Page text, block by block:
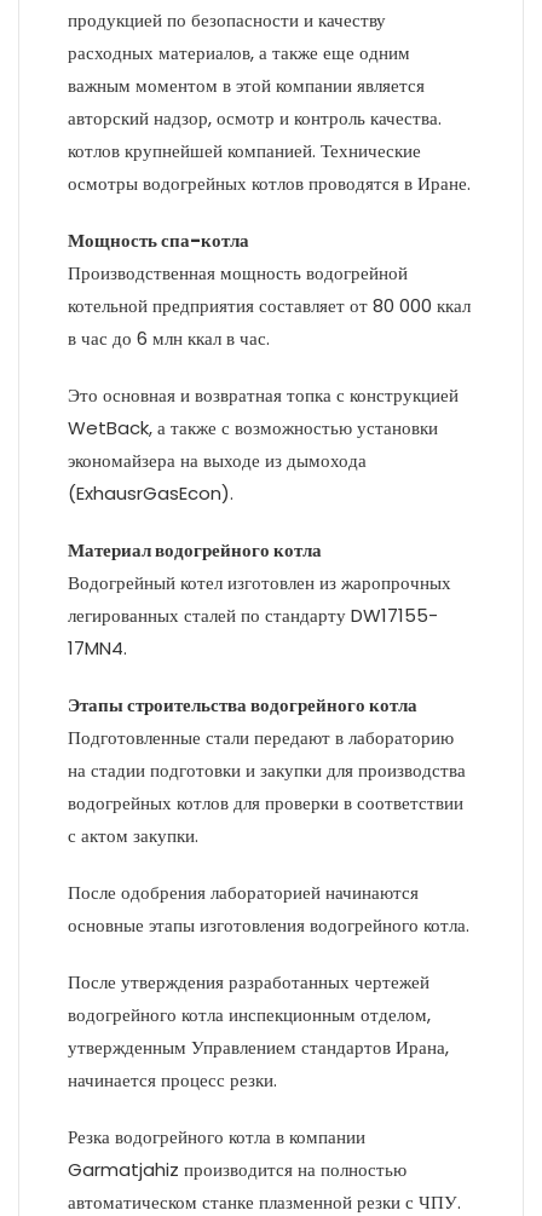
продукцией по безопасности и качеству
расходных материалов, а также еще одним
важным моментом в этой компании является
авторский надзор, осмотр и контроль качества.
котлов крупнейшей компанией. Технические
осмотры водогрейных котлов проводятся в Иране.
Мощность спа-котла
Производственная мощность водогрейной
котельной предприятия составляет от 80 000 ккал
в час до 6 млн ккал в час.
Это основная и возвратная топка с конструкцией
WetBack, а также с возможностью установки
экономайзера на выходе из дымохода
(ExhausrGasEcon).
Материал водогрейного котла
Водогрейный котел изготовлен из жаропрочных
легированных сталей по стандарту DW17155-
17MN4.
Этапы строительства водогрейного котла
Подготовленные стали передают в лабораторию
на стадии подготовки и закупки для производства
водогрейных котлов для проверки в соответствии
с актом закупки.
После одобрения лабораторией начинаются
основные этапы изготовления водогрейного котла.
После утверждения разработанных чертежей
водогрейного котла инспекционным отделом,
утвержденным Управлением стандартов Ирана,
начинается процесс резки.
Резка водогрейного котла в компании
Garmatjahiz производится на полностью
автоматическом станке плазменной резки с ЧПУ.